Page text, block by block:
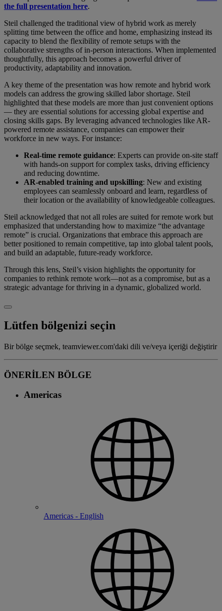
the full presentation here.
Steil challenged the traditional view of hybrid work as merely
splitting time between the office and home, emphasizing instead its
capacity to blend the flexibility of remote setups with the
collaborative strengths of in-person interactions. When implemented
thoughtfully, this approach becomes a powerful driver of
productivity, adaptability and innovation.
A key theme of the presentation was how remote and hybrid work
models can address the growing skilled labor shortage. Steil
highlighted that these models are more than just convenient options
— they are essential solutions for accessing global expertise and
closing skills gaps. By leveraging advanced technologies like AR-
powered remote assistance, companies can empower their
workforce in new ways. For instance:
Real-time remote guidance: Experts can provide on-site staff
with hands-on support for complex tasks, driving efficiency
and reducing downtime.
AR-enabled training and upskilling: New and existing
employees can seamlessly onboard and learn, regardless of
their location or the availability of knowledgeable colleagues.
Steil acknowledged that not all roles are suited for remote work but
emphasized that understanding how to maximize “the advantage
remote” is crucial. Organizations that embrace this approach are
better positioned to remain competitive, tap into global talent pools,
and build an adaptable, future-ready workforce.
Through this lens, Steil’s vision highlights the opportunity for
companies to rethink remote work—not as a compromise, but as a
strategic advantage for thriving in a dynamic, globalized world.
Lütfen bölgenizi seçin
Bir bölge seçmek, teamviewer.com'daki dili ve/veya içeriği değiştirir
ÖNERİLEN BÖLGE
Americas
Americas - English